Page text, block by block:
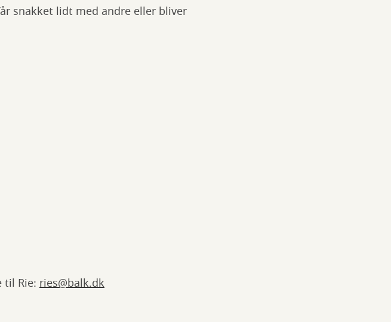
snakket lidt med andre eller bliver
til Rie: ries@balk.dk